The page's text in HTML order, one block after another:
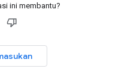
ini membantu?